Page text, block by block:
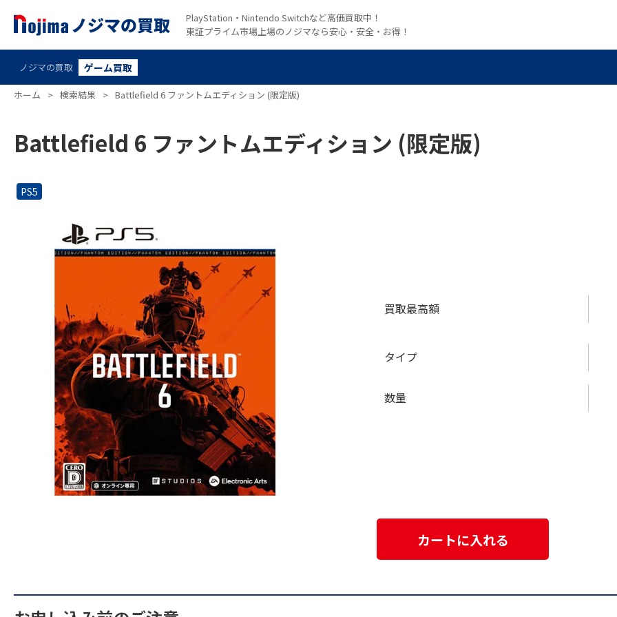
PlayStation・Nintendo Switchなど高価買取中！
東証プライム市場上場のノジマなら安心・安全・お得！
ノジマの買取 ゲーム買取
ホーム > 検索結果 > Battlefield 6 ファントムエディション (限定版)
Battlefield 6 ファントムエディション (限定版)
PS5
買取最高額
タイプ
数量
カートに入れる